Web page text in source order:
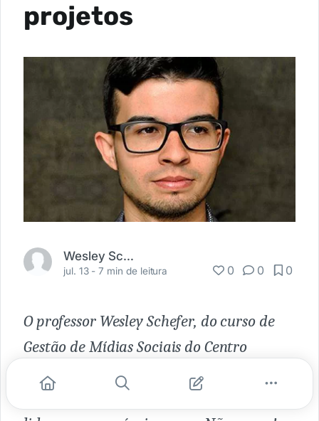
projetos
Wesley Schefer
jul. 13 -7 min de leitura 0 0 0
O professor Wesley Schefer, do curso de
Gestão de Mídias Sociais do Centro
Europeu, revela 5 dicas essenciais para